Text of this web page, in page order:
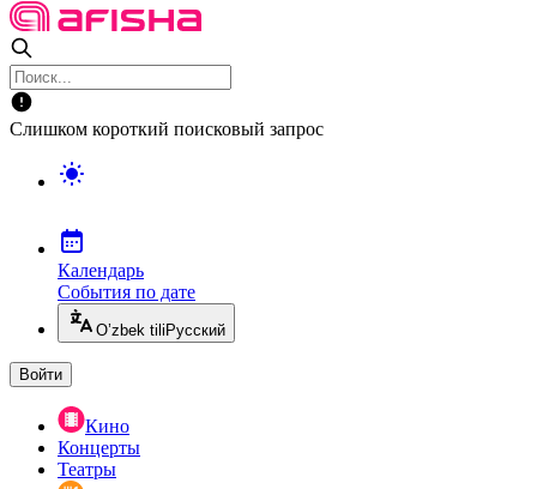
Слишком короткий поисковый запрос
Календарь
События по дате
O’zbek tili Русский
Войти
Кино
Концерты
Театры